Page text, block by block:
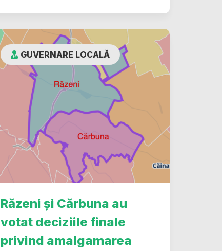
GUVERNARE LOCALĂ
Răzeni și Cărbuna au
votat deciziile finale
privind amalgamarea